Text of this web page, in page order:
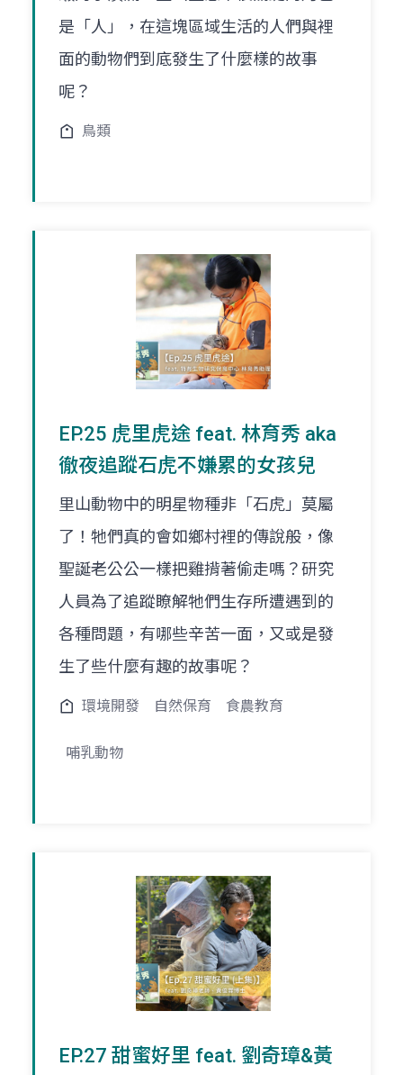
是「人」，在這塊區域生活的人們與裡
面的動物們到底發生了什麼樣的故事
呢？
鳥類
EP.25 虎里虎途 feat. 林育秀 aka
徹夜追蹤石虎不嫌累的女孩兒
里山動物中的明星物種非「石虎」莫屬
了！牠們真的會如鄉村裡的傳說般，像
聖誕老公公一樣把雞揹著偷走嗎？研究
人員為了追蹤瞭解牠們生存所遭遇到的
各種問題，有哪些辛苦一面，又或是發
生了些什麼有趣的故事呢？
環境開發 自然保育 食農教育
哺乳動物
EP.27 甜蜜好里 feat. 劉奇璋&黃